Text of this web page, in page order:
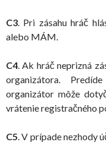
C3. Pri zásahu hráč
alebo MÁM.
C4. Ak hráč neprizná
organizátora.
organizátor môže
vrátenie registračného
C5. V prípade nezhody